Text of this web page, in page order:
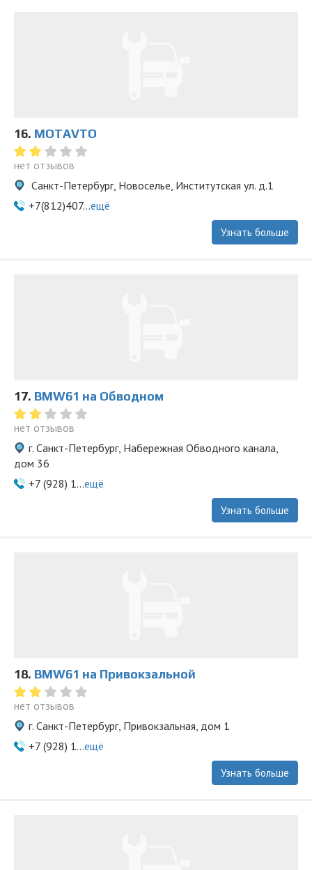
16. MOTAVTO
нет отзывов
Санкт-Петербург, Новоселье, Институтская ул. д.1
+7(812)407...ещё
Узнать больше
17. BMW61 на Обводном
нет отзывов
г. Санкт-Петербург, Набережная Обводного канала,
дом 36
+7 (928) 1...ещё
Узнать больше
18. BMW61 на Привокзальной
нет отзывов
г. Санкт-Петербург, Привокзальная, дом 1
+7 (928) 1...ещё
Узнать больше